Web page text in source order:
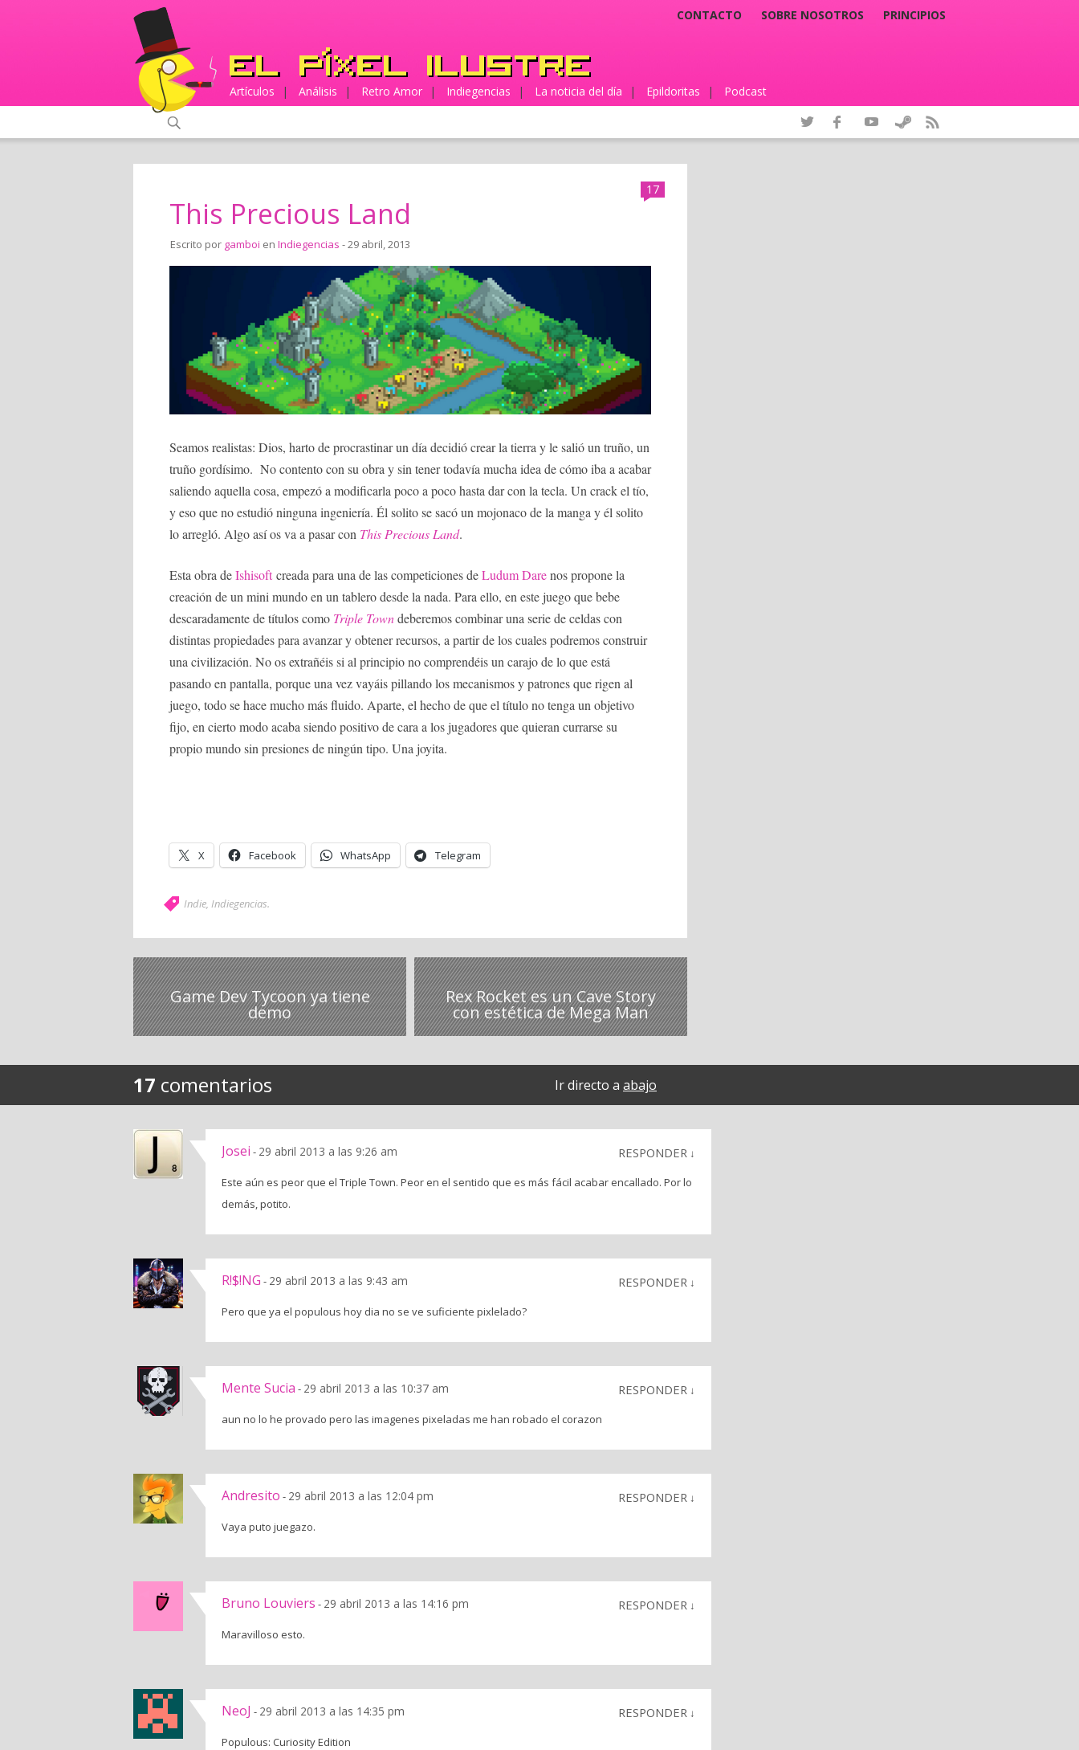
CONTACTO SOBRE NOSOTROS PRINCIPIOS
Artículos | Análisis | Retro Amor | Indiegencias | La noticia del día | Epildoritas | Podcast
17
This Precious Land
Escrito por gamboi en Indiegencias - 29 abril, 2013
Seamos realistas: Dios, harto de procrastinar un día decidió crear la tierra y le salió un truño, un
truño gordísimo. No contento con su obra y sin tener todavía mucha idea de cómo iba a acabar
saliendo aquella cosa, empezó a modificarla poco a poco hasta dar con la tecla. Un crack el tío,
y eso que no estudió ninguna ingeniería. Él solito se sacó un mojonaco de la manga y él solito
lo arregló. Algo así os va a pasar con This Precious Land.
Esta obra deIshisoftcreada para una de las competiciones deLudum Darenos propone la
creación de un mini mundo en un tablero desde la nada. Para ello, en este juego que bebe
descaradamente de títulos como Triple Towndeberemos combinar una serie de celdas con
distintas propiedades para avanzar y obtener recursos, a partir de los cuales podremos construir
una civilización. No os extrañéis si al principio no comprendéis un carajo de lo que está
pasando en pantalla, porque una vez vayáis pillando los mecanismos y patrones que rigen al
juego, todo se hace mucho más fluido. Aparte, el hecho de que el título no tenga un objetivo
fijo, en cierto modo acaba siendo positivo de cara a los jugadores que quieran currarse su
propio mundo sin presiones de ningún tipo. Una joyita.
X Facebook WhatsApp Telegram
Indie, Indiegencias.
Game Dev Tycoon ya tiene
demo
Rex Rocket es un Cave Story
con estética de Mega Man
17 comentarios Ir directo a abajo
Josei - 29 abril 2013 a las 9:26 am RESPONDER ↓
Este aún es peor que el Triple Town. Peor en el sentido que es más fácil acabar encallado. Por lo
demás, potito.
R!$!NG - 29 abril 2013 a las 9:43 am RESPONDER ↓
Pero que ya el populous hoy dia no se ve suficiente pixlelado?
Mente Sucia - 29 abril 2013 a las 10:37 am RESPONDER ↓
aun no lo he provado pero las imagenes pixeladas me han robado el corazon
Andresito - 29 abril 2013 a las 12:04 pm RESPONDER ↓
Vaya puto juegazo.
Bruno Louviers - 29 abril 2013 a las 14:16 pm RESPONDER ↓
Maravilloso esto.
NeoJ - 29 abril 2013 a las 14:35 pm RESPONDER ↓
Populous: Curiosity Edition